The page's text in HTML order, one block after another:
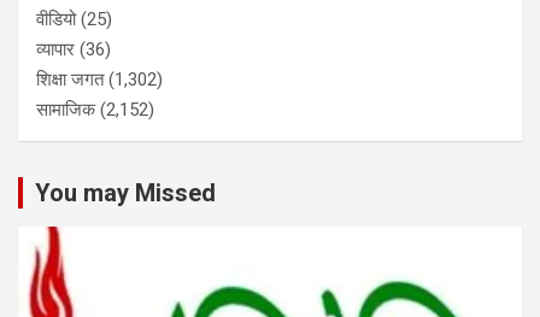
वीडियो(25)
व्यापार (36)
शिक्षा जगत(1,302)
सामाजिक(2,152)
You may Missed